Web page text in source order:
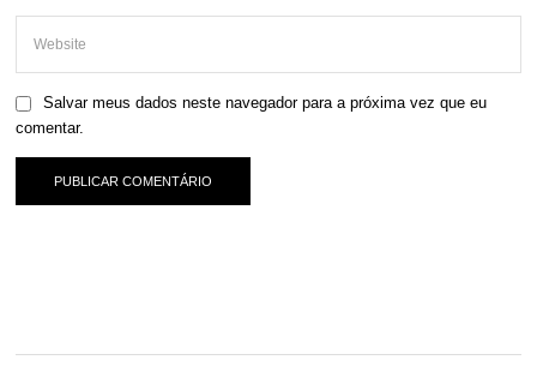
Salvar meus dados neste navegador para a próxima vez que eu
comentar.